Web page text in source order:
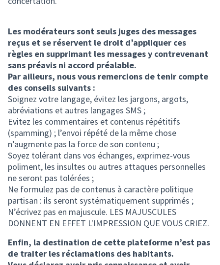
Les modérateurs sont seuls juges des messages
reçus et se réservent le droit d’appliquer ces
règles en supprimant les messages y contrevenant
sans préavis ni accord préalable.
Par ailleurs, nous vous remercions de tenir compte
des conseils suivants :
Soignez votre langage, évitez les jargons, argots,
abréviations et autres langages SMS ;
Evitez les commentaires et contenus répétitifs
(spamming) ; l’envoi répété de la même chose
n’augmente pas la force de son contenu ;
Soyez tolérant dans vos échanges, exprimez-vous
poliment, les insultes ou autres attaques personnelles
ne seront pas tolérées ;
Ne formulez pas de contenus à caractère politique
partisan : ils seront systématiquement supprimés ;
N’écrivez pas en majuscule. LES MAJUSCULES
DONNENT EN EFFET L'IMPRESSION QUE VOUS CRIEZ.
Enfin, la destination de cette plateforme n’est pas
de traiter les réclamations des habitants.